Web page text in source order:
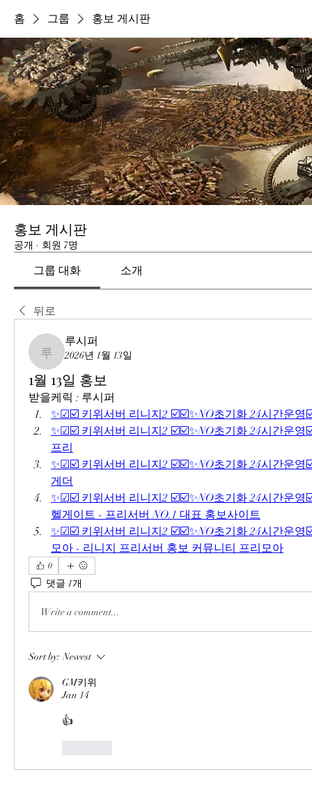
홈 그룹 홍보 게시판
홍보 게시판
공개 · 회원 7명
그룹 대화 소개
뒤로
루시퍼
루시퍼
2026년 1월 13일
1월 13일 홍보
받을케릭 : 루시퍼
✨☑☑️ 키위서버 리니지2 ☑️☑️✨NO초기화 24시간운
✨☑☑️ 키위서버 리니지2 ☑️☑️✨NO초기화 24시간운영
프리
✨☑☑️ 키위서버 리니지2 ☑️☑️✨NO초기화 24시간운영
게더
✨☑☑️ 키위서버 리니지2 ☑️☑️✨NO초기화 24시간운영
헬게이트 - 프리서버 NO.1 대표 홍보사이트
✨☑☑️ 키위서버 리니지2 ☑️☑️✨NO초기화 24시간운영
모아 - 리니지 프리서버 홍보 커뮤니티 프리모아
0
댓글 1개
Write a comment...
Sort by: Newest
GM키위
Jan 14
👍